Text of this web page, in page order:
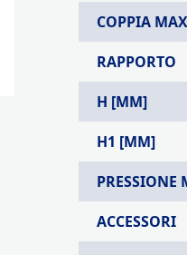
COPPIA
RAPPORTO
H [MM]
H1 [MM]
PRESSIONE
ACCESSORI